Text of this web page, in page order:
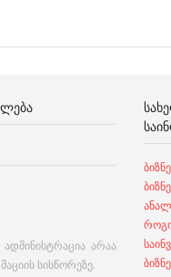
არაა
სისწორეზე.